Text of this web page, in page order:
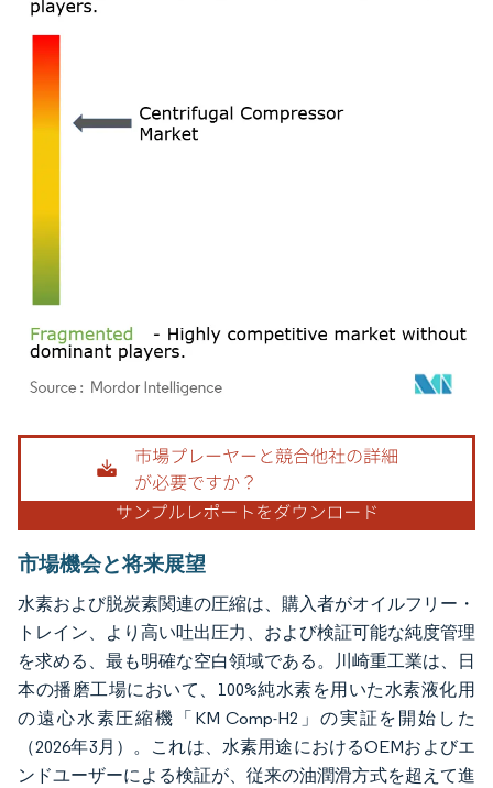
画像 © Mordor Intelligence。再利用にはCC BY 4.0の表示が必要です。
市場機会と将来展望
水素および脱炭素関連の圧縮は、購入者がオイルフリー・
トレイン、より高い吐出圧力、および検証可能な純度管理
を求める、最も明確な空白領域である。川崎重工業は、日
本の播磨工場において、100%純水素を用いた水素液化用
の遠心水素圧縮機「KM Comp-H2」の実証を開始した
（2026年3月）。これは、水素用途におけるOEMおよびエ
ンドユーザーによる検証が、従来の油潤滑方式を超えて進